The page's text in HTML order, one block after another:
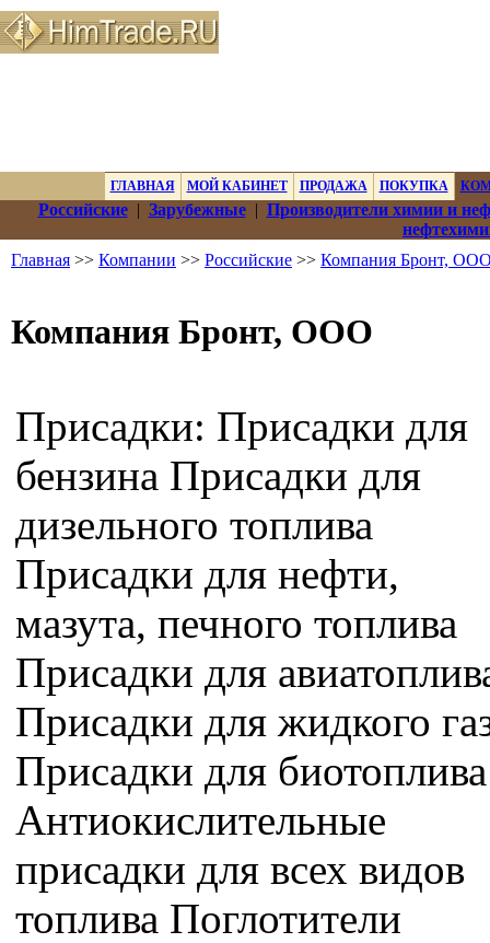
ГЛАВНАЯ МОЙ КАБИНЕТ ПРОДАЖА ПОКУПКА
Российские| Зарубежные| Производители химии и
Главная >> Компании >> Российские >> Компания Бронт,
Компания Бронт, ООО
Присадки: Присадки для
бензина Присадки для
дизельного топлива
Присадки для нефти,
мазута, печного топлива
Присадки для
Присадки для жидкого
Присадки для биотоплива
Антиокислительные
присадки для всех видов
топлива Поглотители